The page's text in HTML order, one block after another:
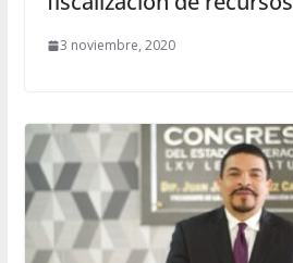
3 noviembre, 2020